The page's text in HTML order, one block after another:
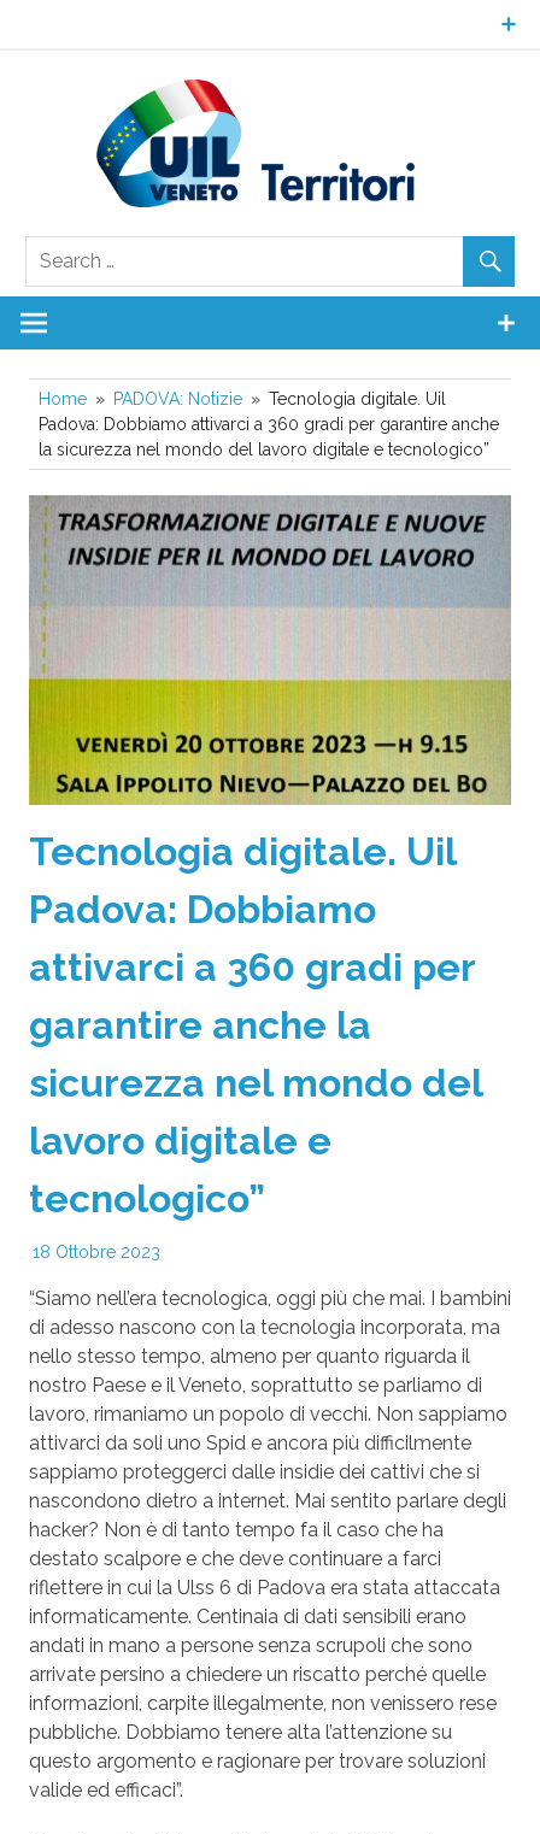
Home PADOVA: Notizie
Tecnologia digitale. Uil
Padova: Dobbiamo attivarci a 360 gradi per garantire anche
la sicurezza nel mondo del lavoro digitale e tecnologico”
Tecnologia digitale. Uil
Padova: Dobbiamo
attivarci a 360 gradi per
garantire anche la
sicurezza nel mondo del
lavoro digitale e
tecnologico”
18 Ottobre 2023
“Siamo nell’era tecnologica, oggi più che mai. I bambini
di adesso nascono con la tecnologia incorporata, ma
nello stesso tempo, almeno per quanto riguarda il
nostro Paese e il Veneto, soprattutto se parliamo di
lavoro, rimaniamo un popolo di vecchi. Non sappiamo
attivarci da soli uno Spid e ancora più difficilmente
sappiamo proteggerci dalle insidie dei cattivi che si
nascondono dietro a internet. Mai sentito parlare degli
hacker? Non è di tanto tempo fa il caso che ha
destato scalpore e che deve continuare a farci
riflettere in cui la Ulss 6 di Padova era stata attaccata
informaticamente. Centinaia di dati sensibili erano
andati in mano a persone senza scrupoli che sono
arrivate persino a chiedere un riscatto perché quelle
informazioni, carpite illegalmente, non venissero rese
pubbliche. Dobbiamo tenere alta l’attenzione su
questo argomento e ragionare per trovare soluzioni
valide ed efficaci”.